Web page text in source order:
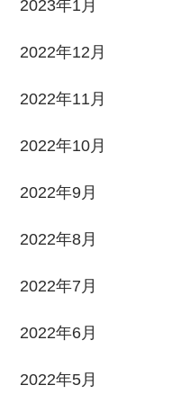
2023年1月
2022年12月
2022年11月
2022年10月
2022年9月
2022年8月
2022年7月
2022年6月
2022年5月